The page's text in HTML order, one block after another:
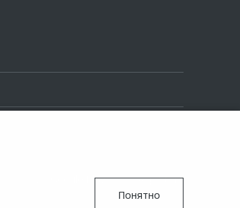
Google Play App Store
Понятно